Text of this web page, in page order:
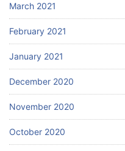
March 2021
February 2021
January 2021
December 2020
November 2020
October 2020